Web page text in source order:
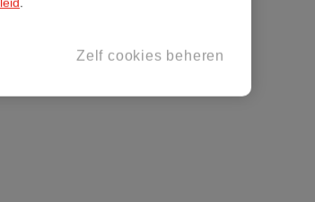
Zelf cookies beheren